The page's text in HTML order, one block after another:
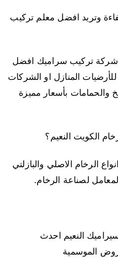
وتريد افضل معلم تركيب
شركة تركيب سراميك افضل
المنازل او الشركات
والحمامات بأسعار مميزة
الكويت النعيم؟
الرخام الاصلي والبازلتي
لصناعة الرخام.
النعيم احدث
الموسمية